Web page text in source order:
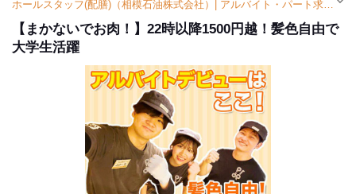
ホールスタッフ(配膳)（相模石油株式会社）| アルバイト・パート求人（伊勢原駅）
【まかないでお肉！】22時以降1500円越！髪色自由で
大学生活躍